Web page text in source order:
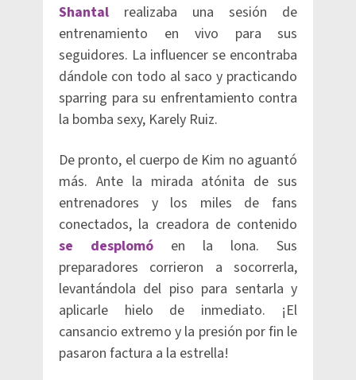
Shantal realizaba una sesión de
entrenamiento en vivo para sus
seguidores. La influencer se encontraba
dándole con todo al saco y practicando
sparring para su enfrentamiento contra
la bomba sexy, Karely Ruiz.
De pronto, el cuerpo de Kim no aguantó
más. Ante la mirada atónita de sus
entrenadores y los miles de fans
conectados, la creadora de contenido
se desplomó en la lona. Sus
preparadores corrieron a socorrerla,
levantándola del piso para sentarla y
aplicarle hielo de inmediato. ¡El
cansancio extremo y la presión por fin le
pasaron factura a la estrella!